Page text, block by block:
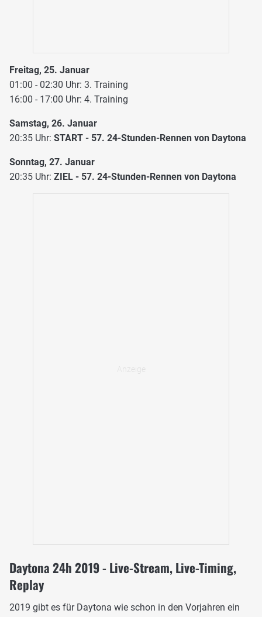
Freitag, 25. Januar
01:00 - 02:30 Uhr: 3. Training
16:00 - 17:00 Uhr: 4. Training
Samstag, 26. Januar
20:35 Uhr: START - 57. 24-Stunden-Rennen von Daytona
Sonntag, 27. Januar
20:35 Uhr: ZIEL - 57. 24-Stunden-Rennen von Daytona
Daytona 24h 2019 - Live-Stream, Live-Timing,
Replay
2019 gibt es für Daytona wie schon in den Vorjahren ein